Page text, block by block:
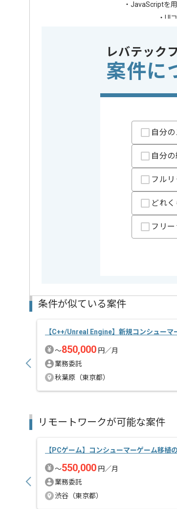
・JavaScriptを
・UI
※上記に似た経験や
この案件のポイント 業務内容
クリエイターマネジメント事業、飲食店
レバテックの実績がある企業でございま
今回はゲームシステムテキスト文字入力
C++を用いた開発経験を活かしたい方に
基本的には、常駐とリモートのハイブ
レバテック
案件に
自分
自分
フル
どれ
フリ
条件が似ている案件
【C++/Unreal Engine】新規コンシュー
〜850,000 円／月
業務委託
秋葉原（東京都）
リモートワークが可能な案件
【PCゲーム】コンシューマーゲーム移植
〜550,000 円／月
業務委託
渋谷（東京都）